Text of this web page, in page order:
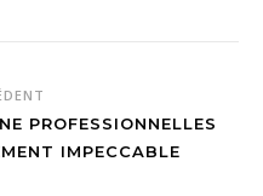
PROFESSIONNELLES
IMPECCABLE